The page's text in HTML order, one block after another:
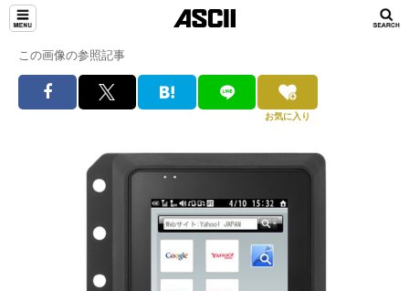
この画像の参照記事
お気に入り